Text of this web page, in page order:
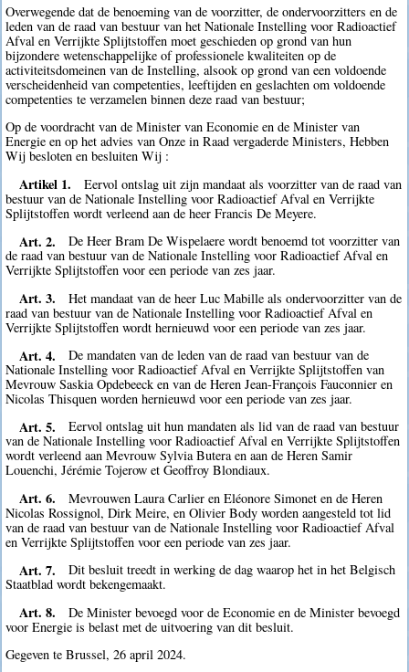
Overwegende dat de benoeming van de voorzitter, de ondervoorzitters en de
leden van de raad van bestuur van het Nationale Instelling voor Radioactief
Afval en Verrijkte Splijtstoffen moet geschieden op grond van hun
bijzondere wetenschappelijke of professionele kwaliteiten op de
activiteitsdomeinen van de Instelling, alsook op grond van een voldoende
verscheidenheid van competenties, leeftijden en geslachten om voldoende
competenties te verzamelen binnen deze raad van bestuur;
Op de voordracht van de Minister van Economie en de Minister van
Energie en op het advies van Onze in Raad vergaderde Ministers, Hebben
Wij besloten en besluiten Wij :
Artikel 1.
Eervol ontslag uit zijn mandaat als voorzitter van de raad van
bestuur van de Nationale Instelling voor Radioactief Afval en Verrijkte
Splijtstoffen wordt verleend aan de heer Francis De Meyere.
Art. 2.
De Heer Bram De Wispelaere wordt benoemd tot voorzitter van
de raad van bestuur van de Nationale Instelling voor Radioactief Afval en
Verrijkte Splijtstoffen voor een periode van zes jaar.
Art. 3.
Het mandaat van de heer Luc Mabille als ondervoorzitter van de
raad van bestuur van de Nationale Instelling voor Radioactief Afval en
Verrijkte Splijtstoffen wordt hernieuwd voor een periode van zes jaar.
Art. 4.
De mandaten van de leden van de raad van bestuur van de
Nationale Instelling voor Radioactief Afval en Verrijkte Splijtstoffen van
Mevrouw Saskia Opdebeeck en van de Heren Jean-François Fauconnier en
Nicolas Thisquen worden hernieuwd voor een periode van zes jaar.
Art. 5.
Eervol ontslag uit hun mandaten als lid van de raad van bestuur
van de Nationale Instelling voor Radioactief Afval en Verrijkte Splijtstoffen
wordt verleend aan Mevrouw Sylvia Butera en aan de Heren Samir
Louenchi, Jérémie Tojerow et Geoffroy Blondiaux.
Art. 6.
Mevrouwen Laura Carlier en Eléonore Simonet en de Heren
Nicolas Rossignol, Dirk Meire, en Olivier Body worden aangesteld tot lid
van de raad van bestuur van de Nationale Instelling voor Radioactief Afval
en Verrijkte Splijtstoffen voor een periode van zes jaar.
Art. 7.
Dit besluit treedt in werking de dag waarop het in het Belgisch
Staatblad wordt bekengemaakt.
Art. 8.
De Minister bevoegd voor de Economie en de Minister bevoegd
voor Energie is belast met de uitvoering van dit besluit.
Gegeven te Brussel, 26 april 2024.